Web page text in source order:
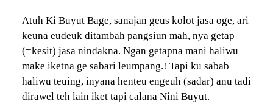
Atuh Ki Buyut Bage, sanajan geus kolot jasa oge, ari
keuna eudeuk ditambah pangsiun mah, nya getap
(=kesit) jasa nindakna. Ngan getapna mani haliwu
make iketna ge sabari leumpang.! Tapi ku sabab
haliwu teuing, inyana henteu engeuh (sadar) anu tadi
dirawel teh lain iket tapi calana Nini Buyut.